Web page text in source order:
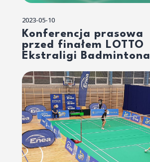
2023-05-10
Konferencja prasowa
przed finałem LOTTO
Ekstraligi Badmintona